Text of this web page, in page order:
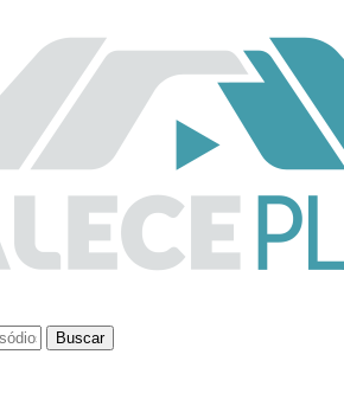
Buscar